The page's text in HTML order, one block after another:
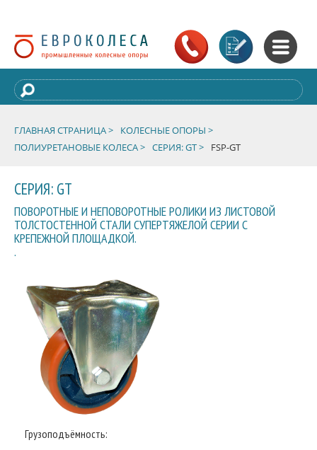
ГЛАВНАЯ СТРАНИЦА >
КОЛЕСНЫЕ ОПОРЫ >
ПОЛИУРЕТАНОВЫЕ КОЛЕСА > СЕРИЯ: GT > FSP-GT
СЕРИЯ: GT
ПОВОРОТНЫЕ И НЕПОВОРОТНЫЕ РОЛИКИ ИЗ ЛИСТОВОЙ
ТОЛСТОСТЕННОЙ СТАЛИ СУПЕРТЯЖЕЛОЙ СЕРИИ С
КРЕПЕЖНОЙ ПЛОЩАДКОЙ.
.
Грузоподъёмность: